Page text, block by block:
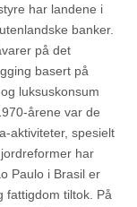
har landene i
banker.
på det
basert på
luksuskonsum
årene var de
aktiviteter, spesielt
har
Paulo i Brasil er
fattigdom tiltok. På